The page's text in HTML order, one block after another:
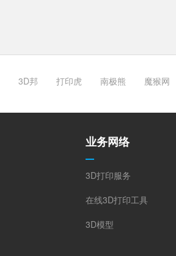
3D邦 打印虎 南极熊 魔猴网
业务网络
3D打印服务
在线3D打印工具
3D模型